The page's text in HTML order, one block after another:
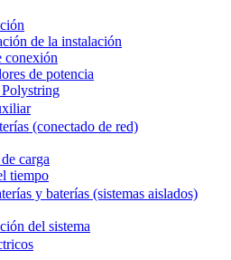
de la instalación
conexión
de potencia
(conectado de red)
carga
tiempo
y baterías (sistemas aislados)
del sistema